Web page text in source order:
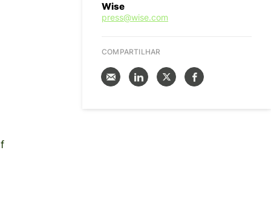
Wise
press@wise.com
COMPARTILHAR